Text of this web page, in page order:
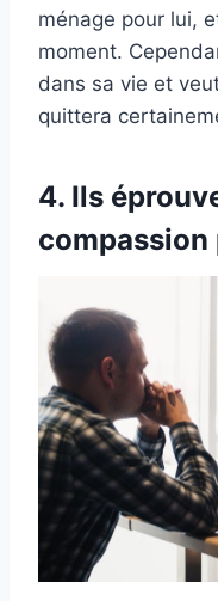
ménage pour lui,
moment.
dans sa vie et
quittera
4. Ils
compassion